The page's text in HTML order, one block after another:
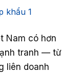
Nam có hơn
tranh — từ
liên doanh